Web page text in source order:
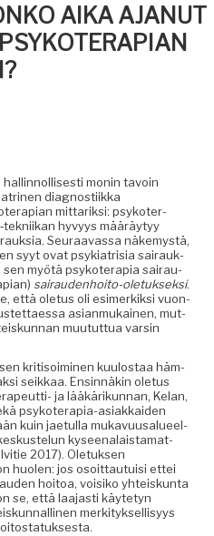
AIKA AJANUT
monin tavoin
diag­nos­ti­ik­ka
mit­tarik­si: psykoter­
hyvyys määräy­tyy
Seu­raavas­sa näke­mys­tä,
syyt ovat psyki­a­trisia sairauk­
myötä psykoter­apia sairau­
sairau­den­hoito-ole­tuk­sek­si.
että ole­tus oli esimerkik­si vuon­
asian­mukainen, mut­
muu­tut­tua varsin
kri­ti­soimi­nen kuu­lostaa häm­
seikkaa. Ensin­näkin ole­tus
ja lääkärikun­nan, Kelan,
psykoter­apia-asi­akkaiden
kuin jae­tul­la mukavu­usalueel­
kyseenalais­ta­mat­
2017). Ole­tuk­sen
huolen: jos osoit­tau­tu­isi ettei
hoitoa, voisiko yhteiskun­ta
se, että laa­jasti käyte­tyn
merk­i­tyk­sel­lisyys